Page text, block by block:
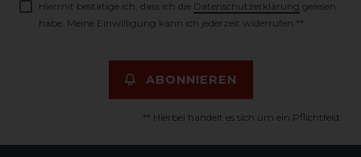
Hiermit bestätige ich, dass ich die Daten­schutz­erklärung gelesen
habe. Meine Einwilligung kann ich jederzeit widerrufen.**
ABONNIEREN
** Hierbei handelt es sich um ein Pflichtfeld.